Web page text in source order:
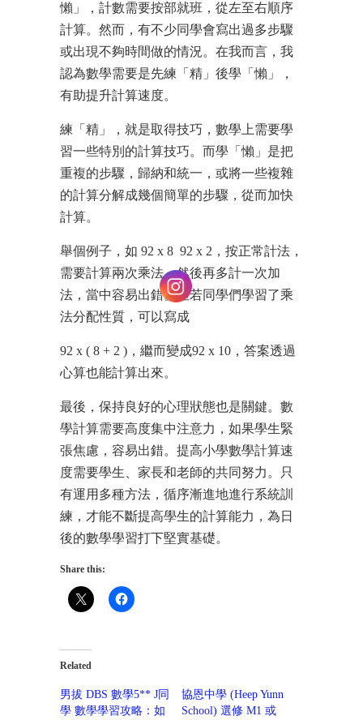
懶」，計數需要按部就班，從左至右順序
計算。然而，有不少同學會寫出過多步驟
或出現不夠時間做的情況。在我而言，我
認為數學需要是先練「精」後學「懶」，
有助提升計算速度。
練「精」，就是取得技巧，數學上需要學
習一些特別的計算技巧。而學「懶」是把
重複的步驟，歸納和統一，或將一些複雜
的計算分解成幾個簡單的步驟，從而加快
計算。
舉個例子，如 92 x 8 92 x 2，按正常計法，
需要計算兩次乘法，然後再多計一次加
法，當中容易出錯。但若同學們學習了乘
法分配性質，可以寫成
92 x ( 8 + 2 )，繼而變成92 x 10，答案透過
心算也能計算出來。
最後，保持良好的心理狀態也是關鍵。數
學計算需要高度集中注意力，如果學生緊
張焦慮，容易出錯。提高小學數學計算速
度需要學生、家長和老師的共同努力。只
有運用多種方法，循序漸進地進行系統訓
練，才能不斷提高學生的計算能力，為日
後的數學學習打下堅實基礎。
Share this:
Related
男拔 DBS 數學5** J同
學 數學學習攻略：如
協恩中學 (Heep Yunn
School) 選修 M1 或